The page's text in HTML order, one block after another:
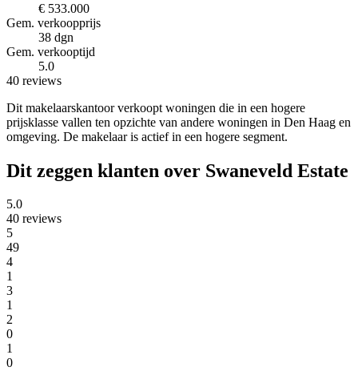
€ 533.000
Gem. verkoopprijs
38 dgn
Gem. verkooptijd
5.0
40 reviews
Dit makelaarskantoor verkoopt woningen die in een hogere
prijsklasse vallen ten opzichte van andere woningen in Den Haag en
omgeving. De makelaar is actief in een hogere segment.
Dit zeggen klanten over Swaneveld Estate
5.0
40 reviews
5
49
4
1
3
1
2
0
1
0